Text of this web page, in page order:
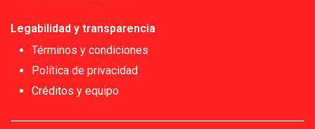
Legabilidad y transparencia
Términos y condiciones
Política de privacidad
Créditos y equipo